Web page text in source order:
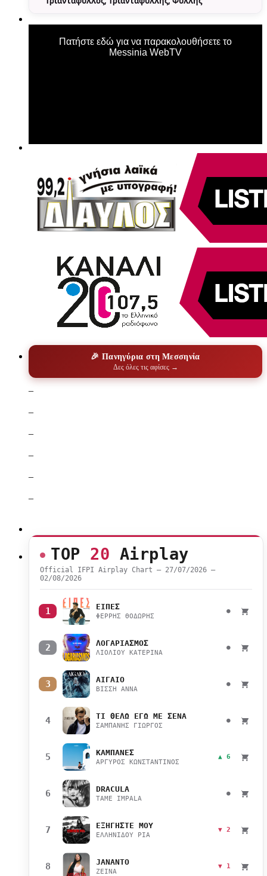
Πατήστε εδώ για να παρακολουθήσετε το
Messinia WebTV
🎉 Πανηγύρια στη Μεσσηνία
Δες όλες τις αφίσες →
–
–
–
–
–
–
TOP 20 Airplay
Official IFPI Airplay Chart — 27/07/2026 –
02/08/2026
1 ΕΙΠΕΣ
ΦΕΡΡΗΣ ΘΟΔΩΡΗΣ
●
2 ΛΟΓΑΡΙΑΣΜΟΣ
ΛΙΟΛΙΟΥ ΚΑΤΕΡΙΝΑ
●
3 ΑΙΓΑΙΟ
ΒΙΣΣΗ ΑΝΝΑ
●
4 ΤΙ ΘΕΛΩ ΕΓΩ ΜΕ ΣΕΝΑ
ΣΑΜΠΑΝΗΣ ΓΙΩΡΓΟΣ
●
5 ΚΑΜΠΑΝΕΣ
ΑΡΓΥΡΟΣ ΚΩΝΣΤΑΝΤΙΝΟΣ
▲ 6
6 DRACULA
TAME IMPALA
●
7 ΕΞΗΓΗΣΤΕ ΜΟΥ
ΕΛΛΗΝΙΔΟΥ ΡΙΑ
▼ 2
8 JANANTO
ZEINA
▼ 1